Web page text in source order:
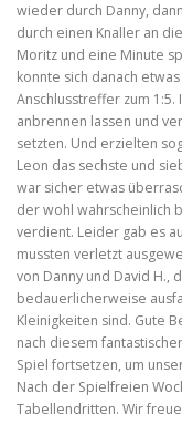
wieder durch Danny,
durch einen Knaller an
Moritz und eine Minute
konnte sich danach
Anschlusstreffer zum
anbrennen lassen und
setzten. Und erzielten
Leon das sechste und
war sicher etwas
der wohl wahrscheinlich
verdient. Leider gab es
mussten verletzt
von Danny und David H.,
bedauerlicherweise
Kleinigkeiten sind. Gute
nach diesem
Spiel fortsetzen, um
Nach der Spielfreien
Tabellendritten. Wir